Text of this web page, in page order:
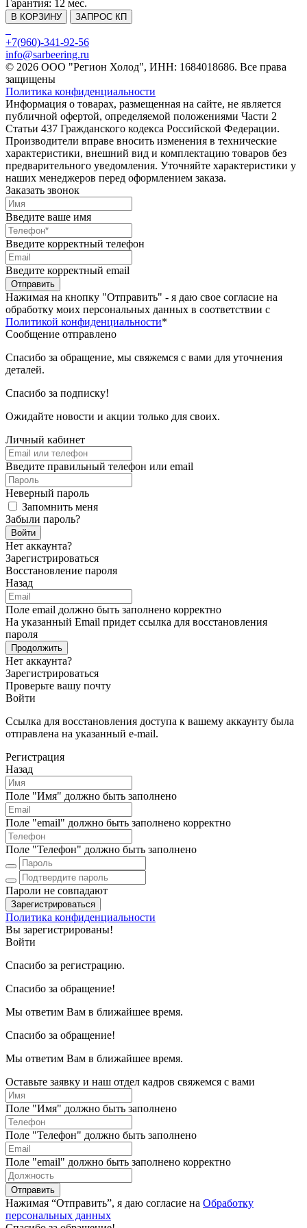
Гарантия: 12 мес.
В КОРЗИНУ ЗАПРОС КП
+7(960)-341-92-56
info@sarbeering.ru
© 2026 ООО "Регион Холод", ИНН: 1684018686. Все права
защищены
Политика конфиденциальности
Информация о товарах, размещенная на сайте, не является
публичной офертой, определяемой положениями Части 2
Статьи 437 Гражданского кодекса Российской Федерации.
Производители вправе вносить изменения в технические
характеристики, внешний вид и комплектацию товаров без
предварительного уведомления. Уточняйте характеристики у
наших менеджеров перед оформлением заказа.
Заказать звонок
Введите ваше имя
Введите корректный телефон
Введите корректный email
Отправить
Нажимая на кнопку "Отправить" - я даю свое согласие на
обработку моих персональных данных в соответствии с
Политикой конфиденциальности*
Сообщение отправлено
Спасибо за обращение, мы свяжемся с вами для уточнения
деталей.
Спасибо за подписку!
Ожидайте новости и акции только для своих.
Личный кабинет
Введите правильный телефон или email
Неверный пароль
Запомнить меня
Забыли пароль?
Войти
Нет аккаунта?
Зарегистрироваться
Восстановление пароля
Назад
Поле email должно быть заполнено корректно
На указанный Email придет ссылка для восстановления
пароля
Продолжить
Нет аккаунта?
Зарегистрироваться
Проверьте вашу почту
Войти
Ссылка для восстановления доступа к вашему аккаунту была
отправлена на указанный e-mail.
Регистрация
Назад
Поле "Имя" должно быть заполнено
Поле "email" должно быть заполнено корректно
Поле "Телефон" должно быть заполнено
Пароли не совпадают
Зарегистрироваться
Политика конфиденциальности
Вы зарегистрированы!
Войти
Спасибо за регистрацию.
Спасибо за обращение!
Мы ответим Вам в ближайшее время.
Спасибо за обращение!
Мы ответим Вам в ближайшее время.
Оставьте заявку и наш отдел кадров свяжемся с вами
Поле "Имя" должно быть заполнено
Поле "Телефон" должно быть заполнено
Поле "email" должно быть заполнено корректно
Отправить
Нажимая “Отправить”, я даю согласие на Обработку
персональных данных